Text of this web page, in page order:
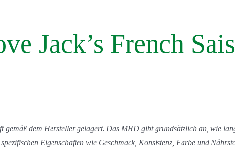
Jack’s French
gemäß dem Hersteller gelagert. Das MHD gibt grundsätzlich an, wie
Eigenschaften wie Geschmack, Konsistenz, Farbe und